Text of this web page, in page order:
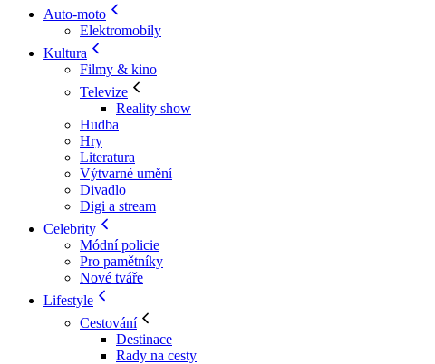
Auto-moto
Elektromobily
Kultura
Filmy & kino
Televize
Reality show
Hudba
Hry
Literatura
Výtvarné umění
Divadlo
Digi a stream
Celebrity
Módní policie
Pro pamětníky
Nové tváře
Lifestyle
Cestování
Destinace
Rady na cesty